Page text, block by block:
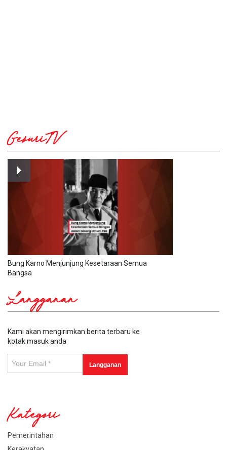
GesuriTV
Bung Karno Menjunjung Kesetaraan Semua
Bangsa
Langganan
Kami akan mengirimkan berita terbaru ke
kotak masuk anda
Kategori
Pemerintahan